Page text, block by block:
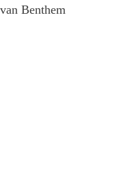
Benthem